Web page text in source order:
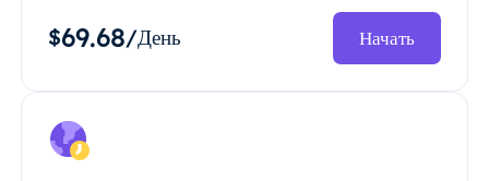
$69.68/День Начать